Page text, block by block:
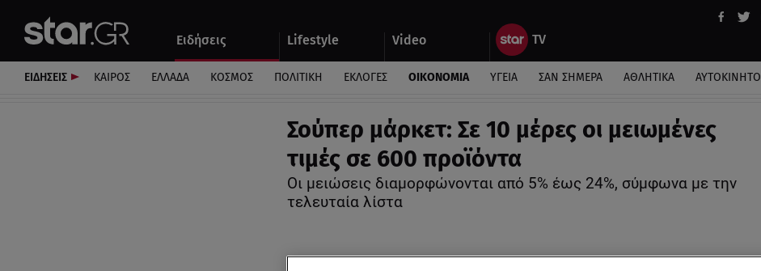
Ειδήσεις Lifestyle Video
Αυτοκίνητο
ΕΙΔΗΣΕΙΣ ΚΑΙΡΟΣ ΕΛΛΑΔΑ ΚΟΣΜΟΣ ΠΟΛΙΤΙΚΗ ΕΚΛΟΓΕΣ ΟΙΚΟΝΟΜΙΑ ΥΓΕΙΑ ΣΑΝ ΣΗΜΕΡΑ ΑΘΛΗΤΙΚΑ ΑΥΤΟΚΙΝΗΤΟ
Σούπερ μάρκετ: Σε 10 μέρες οι μειωμένες
τιμές σε 600 προϊόντα
Oι μειώσεις διαμορφώνονται από 5% έως 24%, σύμφωνα με την
τελευταία λίστα